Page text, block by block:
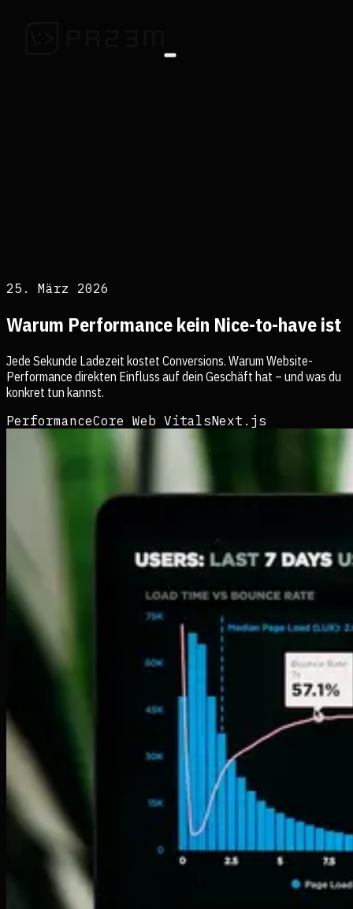
25. März 2026
Warum Performance kein Nice-to-have ist
Jede Sekunde Ladezeit kostet Conversions. Warum Website-
Performance direkten Einfluss auf dein Geschäft hat – und was du
konkret tun kannst.
PerformanceCore Web VitalsNext.js